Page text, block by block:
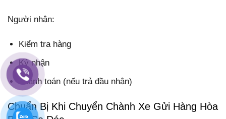
Người nhận:
Kiểm tra hàng
Ký nhận
Thanh toán (nếu trả đầu nhận)
Chuẩn Bị Khi Chuyển Chành Xe Gửi Hàng Hòa